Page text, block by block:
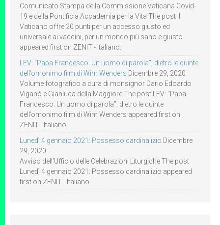
Comunicato Stampa della Commissione Vaticana Covid-
19 e della Pontificia Accademia per la Vita The post Il
Vaticano offre 20 punti per un accesso giusto ed
universale ai vaccini, per un mondo più sano e giusto
appeared first on ZENIT - Italiano.
LEV: “Papa Francesco. Un uomo di parola”, dietro le quinte
dell’omonimo film di Wim Wenders Dicembre 29, 2020
Volume fotografico a cura di monsignor Dario Edoardo
Viganò e Gianluca della Maggiore The post LEV: “Papa
Francesco. Un uomo di parola”, dietro le quinte
dell’omonimo film di Wim Wenders appeared first on
ZENIT - Italiano.
Lunedì 4 gennaio 2021: Possesso cardinalizio Dicembre
29, 2020
Avviso dell’Ufficio delle Celebrazioni Liturgiche The post
Lunedì 4 gennaio 2021: Possesso cardinalizio appeared
first on ZENIT - Italiano.